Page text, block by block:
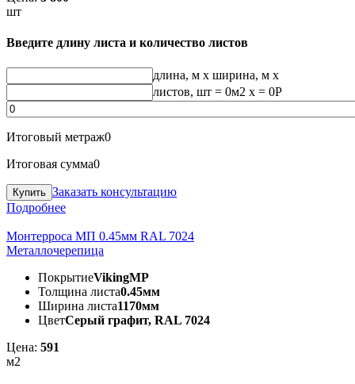
шт
Введите длину листа и количество листов
длина, м x ширина, м x
листов, шт = 0м2 x = 0Р
Итоговый метраж0
Итоговая сумма0
Заказать консультацию
Подробнее
Монтерроса МП 0.45мм RAL 7024
Металлочерепица
ПокрытиеVikingMP
Толщина листа0.45мм
Ширина листа1170мм
ЦветСерый графит, RAL 7024
Цена: 591
м2